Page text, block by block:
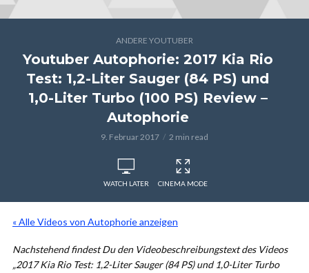
ANDERE YOUTUBER
Youtuber Autophorie: 2017 Kia Rio
Test: 1,2-Liter Sauger (84 PS) und
1,0-Liter Turbo (100 PS) Review –
Autophorie
9. Februar 2017 2 min read
WATCH LATER CINEMA MODE
« Alle Videos von Autophorie anzeigen
Nachstehend findest Du den Videobeschreibungstext des Videos
„2017 Kia Rio Test: 1,2-Liter Sauger (84 PS) und 1,0-Liter Turbo